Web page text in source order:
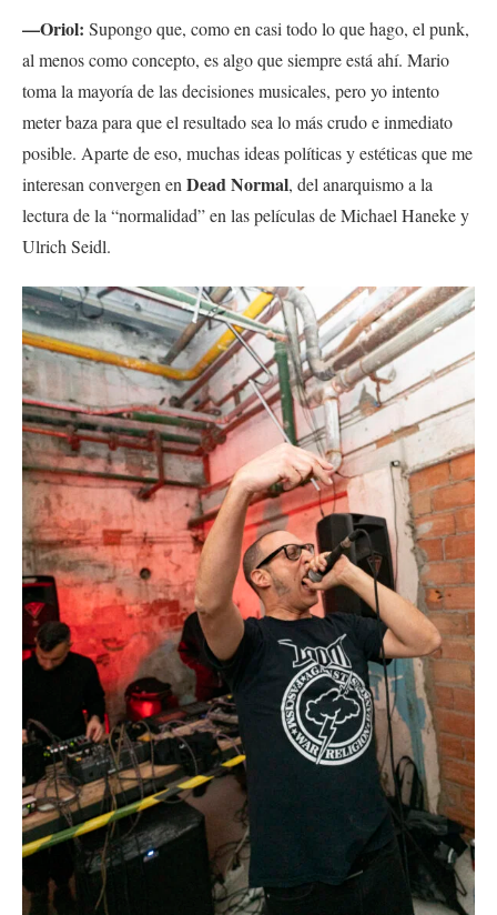
—Oriol: Supongo que, como en casi todo lo que hago, el punk,
al menos como concepto, es algo que siempre está ahí. Mario
toma la mayoría de las decisiones musicales, pero yo intento
meter baza para que el resultado sea lo más crudo e inmediato
posible. Aparte de eso, muchas ideas políticas y estéticas que me
interesan convergen en Dead Normal, del anarquismo a la
lectura de la “normalidad” en las películas de Michael Haneke y
Ulrich Seidl.